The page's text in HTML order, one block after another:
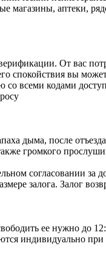
аптеки,
От вас
спокойствия вы
всеми кодами
дыма, после
громкого
согласовании за
залога. Залог
ее нужно до
индивидуально